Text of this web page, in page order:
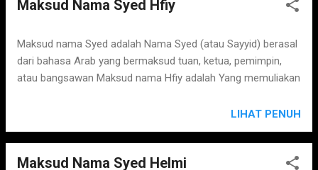
Maksud Nama Syed Hfiy
Maksud nama Syed adalah Nama Syed (atau Sayyid) berasal
dari bahasa Arab yang bermaksud tuan, ketua, pemimpin,
atau bangsawan Maksud nama Hfiy adalah Yang memuliakan
LIHAT PENUH
Maksud Nama Syed Helmi